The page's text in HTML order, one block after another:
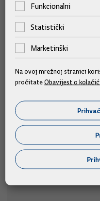
Predsjednik Vlade
Predsjednik Vlade Andrej
Sinjskoj alci,u nedjelju,
09.08.2026.
Funkcionalni
Statistički
Marketinški
Na ovoj mrežnoj stranici
pročitateObavijest o